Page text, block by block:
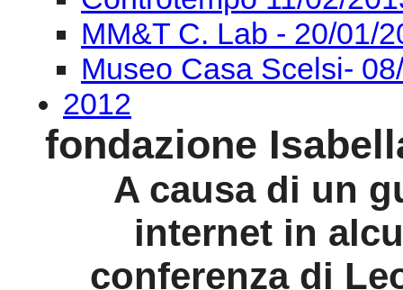
MM&T C. Lab - 20/01/
Museo Casa Scelsi-
2012
fondazione
A causa di un
internet in
conferenza di